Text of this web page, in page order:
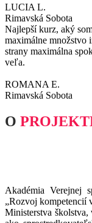
LUCIA L.
Rimavská Sobota
Najlepší kurz, aký
maximálne množstvo
strany maximálna
veľa.
ROMANA E.
Rimavská Sobota
O
Akadémia Verejnej
„Rozvoj kompetencií
Ministerstva